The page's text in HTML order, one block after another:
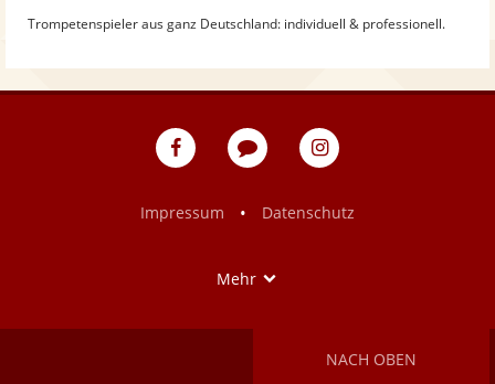
Trompetenspieler aus ganz Deutschland: individuell & professionell.
eventpeppers
Blog
eventpeppers
Impressum
• Datenschutz
Mehr
NACH OBEN